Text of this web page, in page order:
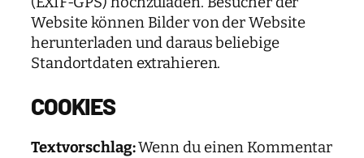
Website können Bilder von der Website
herunterladen und daraus beliebige
Standortdaten extrahieren.
COOKIES
Textvorschlag:Wenn du einen Kommentar